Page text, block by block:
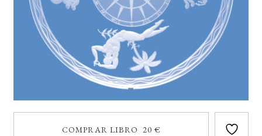
COMPRAR LIBRO 20 €